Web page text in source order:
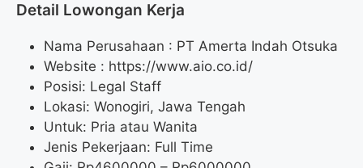
Detail Lowongan Kerja
Nama Perusahaan : PT Amerta Indah Otsuka
Website : https://www.aio.co.id/
Posisi: Legal Staff
Lokasi: Wonogiri, Jawa Tengah
Untuk: Pria atau Wanita
Jenis Pekerjaan: Full Time